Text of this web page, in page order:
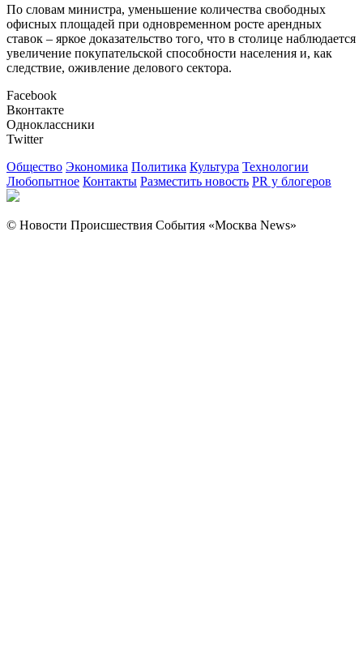
По словам министра, уменьшение количества свободных
офисных площадей при одновременном росте арендных
ставок – яркое доказательство того, что в столице наблюдается
увеличение покупательской способности населения и, как
следствие, оживление делового сектора.
Facebook
Вконтакте
Одноклассники
Twitter
Общество Экономика Политика Культура Технологии
Любопытное Контакты Разместить новость PR у блогеров
© Новости Происшествия События «Москва News»